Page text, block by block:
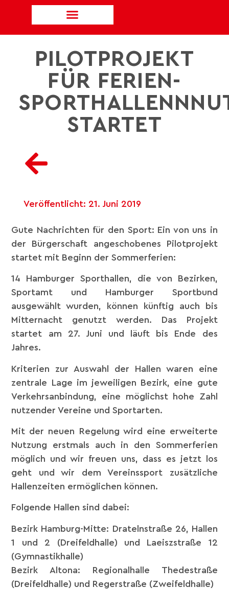
PILOTPROJEKT
FÜR FERIEN-
STARTET
Veröffentlicht: 21. Juni 2019
Gute Nachrichten für den Sport: Ein von uns in
der Bürgerschaft angeschobenes Pilotprojekt
startet mit Beginn der Sommerferien:
14 Hamburger Sporthallen, die von Bezirken,
Sportamt und Hamburger Sportbund
ausgewählt wurden, können künftig auch bis
Mitternacht genutzt werden. Das Projekt
startet am 27. Juni und läuft bis Ende des
Jahres.
Kriterien zur Auswahl der Hallen waren eine
zentrale Lage im jeweiligen Bezirk, eine gute
Verkehrsanbindung, eine möglichst hohe Zahl
nutzender Vereine und Sportarten.
Mit der neuen Regelung wird eine erweiterte
Nutzung erstmals auch in den Sommerferien
möglich und wir freuen uns, dass es jetzt los
geht und wir dem Vereinssport zusätzliche
Hallenzeiten ermöglichen können.
Folgende Hallen sind dabei:
Bezirk Hamburg-Mitte: Dratelnstraße 26, Hallen
1 und 2 (Dreifeldhalle) und Laeiszstraße 12
(Gymnastikhalle)
Bezirk Altona: Regionalhalle Thedestraße
(Dreifeldhalle) und Regerstraße (Zweifeldhalle)